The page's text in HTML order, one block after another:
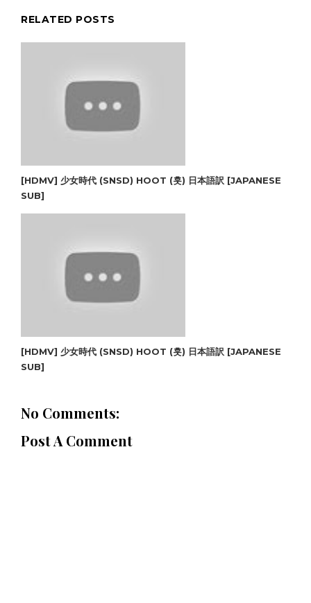
RELATED POSTS
[HD‪MV] 少女時代 (SNSD) HOOT (훗) 日本語訳 [JAPANESE
SUB]‬
[HD‪MV] 少女時代 (SNSD) HOOT (훗) 日本語訳 [JAPANESE
SUB]‬
No Comments:
Post A Comment